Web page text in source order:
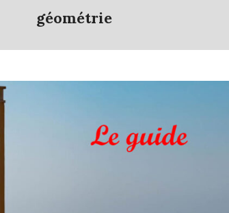
géométrie